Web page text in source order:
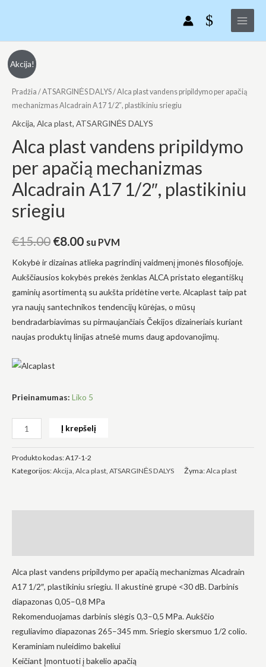
Main
Menu
Akcija!
Pradžia /ATSARGINĖS DALYS/ Alca plast vandens pripildymo per apačią
mechanizmas Alcadrain A17 1/2″, plastikiniu sriegiu
Akcija, Alca plast, ATSARGINĖS DALYS
Alca plast vandens pripildymo
per apačią mechanizmas
Alcadrain A17 1/2″, plastikiniu
sriegiu
€15.00
price
was:
€15.00.
€8.00
price
is:
su PVM
Kokybė ir dizainas atlieka pagrindinį vaidmenį įmonės filosofijoje.
Aukščiausios kokybės prekės ženklas ALCA pristato elegantiškų
gaminių asortimentą su aukšta pridėtine verte. Alcaplast taip pat
yra naujų santechnikos tendencijų kūrėjas, o mūsų
bendradarbiavimas su pirmaujančiais Čekijos dizaineriais kuriant
naujas produktų linijas atnešė mums daug apdovanojimų.
Prieinamumas: Liko 5
produkto
kiekis:
Alca
plast
vandens
per
apačią
mechanizmas
Alcadrain
A17
plastikiniu
Į krepšelį
Produkto kodas:A17-1-2
Kategorijos:Akcija, Alca plast, ATSARGINĖS DALYS Žyma:Alca plast
Alca plast vandens pripildymo per apačią mechanizmas Alcadrain
A17 1/2″, plastikiniu sriegiu. II akustinė grupė <30 dB. Darbinis
diapazonas 0,05–0,8 MPa
Rekomenduojamas darbinis slėgis 0,3–0,5 MPa. Aukščio
reguliavimo diapazonas 265–345 mm. Sriegio skersmuo 1/2 colio.
Keraminiam nuleidimo bakeliui
Keičiant Įmontuoti į bakelio apačią
Būtinas
slapukai
yra
reikalingi,
veiktų.
Statistika
funkcionalumą
Patirtis
Kad mūsų
svetainė
veiktų kuo
geriau jūsų
apsilankymo
metu. Jei
per
apačią
mechanizmas
Alcadrain
A17
plastikiniu
sriegiu